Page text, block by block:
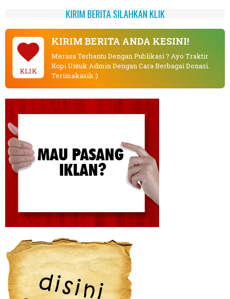
KIRIM BERITA SILAHKAN KLIK
KLIK
KIRIM BERITA ANDA KESINI!
Merasa Terbantu Dengan Publikasi ? Ayo Traktir
Kopi Untuk Admin Dengan Cara Berbagai Donasi.
Terimakasih :)